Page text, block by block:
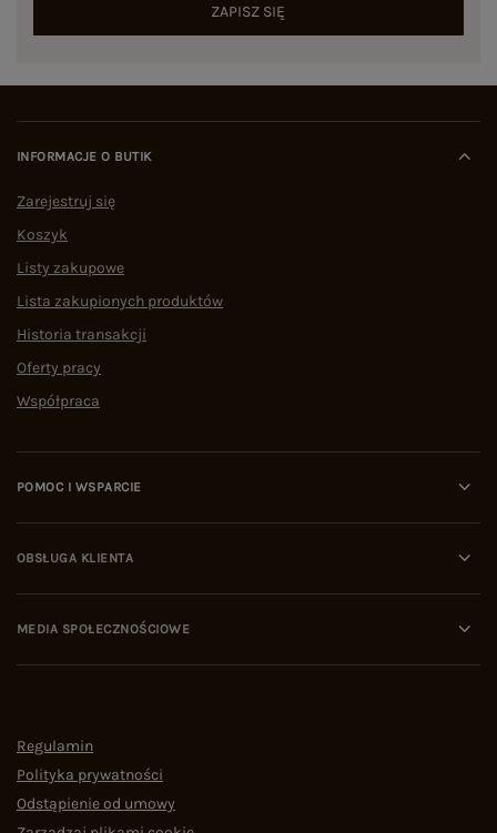
ZAPISZ SIĘ
INFORMACJE O BUTIK
Zarejestruj się
Koszyk
Listy zakupowe
Lista zakupionych produktów
Historia transakcji
Oferty pracy
Współpraca
POMOC I WSPARCIE
OBSŁUGA KLIENTA
MEDIA SPOŁECZNOŚCIOWE
Regulamin
Polityka prywatności
Odstąpienie od umowy